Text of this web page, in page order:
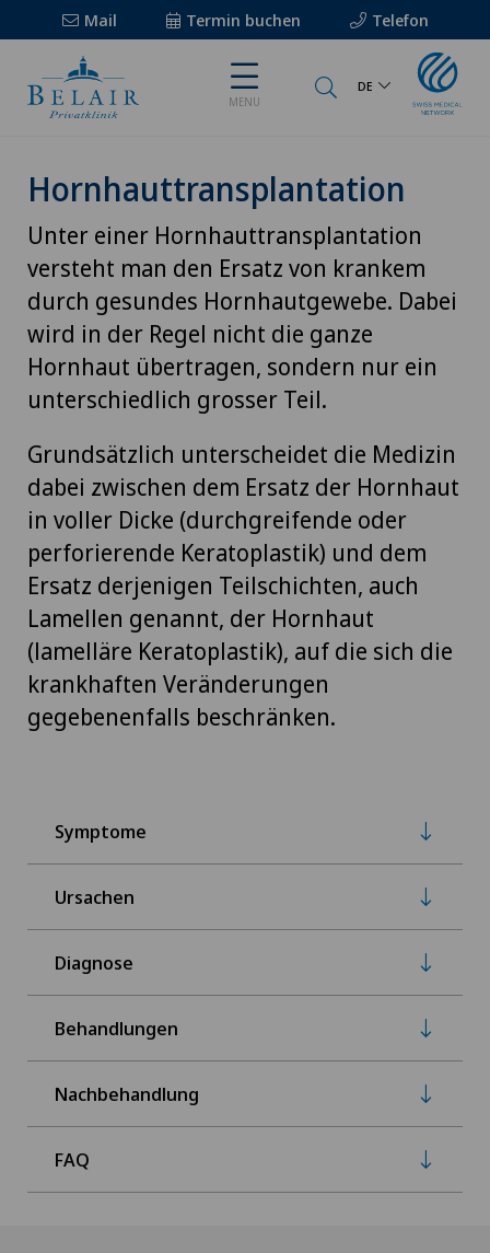
Mail Termin buchen Telefon
MENU
DE
Hornhauttransplantation
Unter einer Hornhauttransplantation
versteht man den Ersatz von krankem
durch gesundes Hornhautgewebe. Dabei
wird in der Regel nicht die ganze
Hornhaut übertragen, sondern nur ein
unterschiedlich grosser Teil.
Grundsätzlich unterscheidet die Medizin
dabei zwischen dem Ersatz der Hornhaut
in voller Dicke (durchgreifende oder
perforierende Keratoplastik) und dem
Ersatz derjenigen Teilschichten, auch
Lamellen genannt, der Hornhaut
(lamelläre Keratoplastik), auf die sich die
krankhaften Veränderungen
gegebenenfalls beschränken.
Symptome
Ursachen
Diagnose
Behandlungen
Nachbehandlung
FAQ